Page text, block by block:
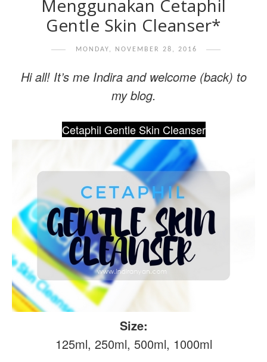
Menggunakan Cetaphil
Gentle Skin Cleanser*
MONDAY, NOVEMBER 28, 2016
Hi all! It’s me Indira and welcome (back) to
my blog.
Cetaphil Gentle Skin Cleanser
Size:
125ml, 250ml, 500ml, 1000ml